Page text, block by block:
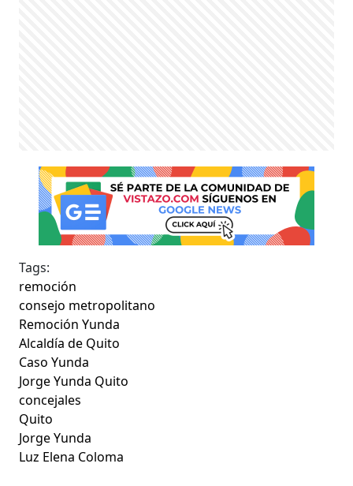
Tags:
remoción
consejo metropolitano
Remoción Yunda
Alcaldía de Quito
Caso Yunda
Jorge Yunda Quito
concejales
Quito
Jorge Yunda
Luz Elena Coloma